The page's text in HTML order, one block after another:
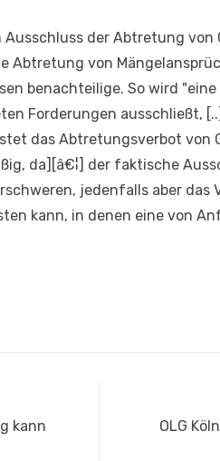
Ausschluss der Abtretung
Abtretung von
benachteilige. So wird
Forderungen ausschließt,
das Abtretungsverbot
da][â€¦] der faktische
jedenfalls aber das
kann, in denen eine von
kann
Nächster
OLG